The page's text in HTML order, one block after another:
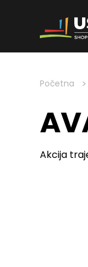
Skip to content
Početna >
Akcija